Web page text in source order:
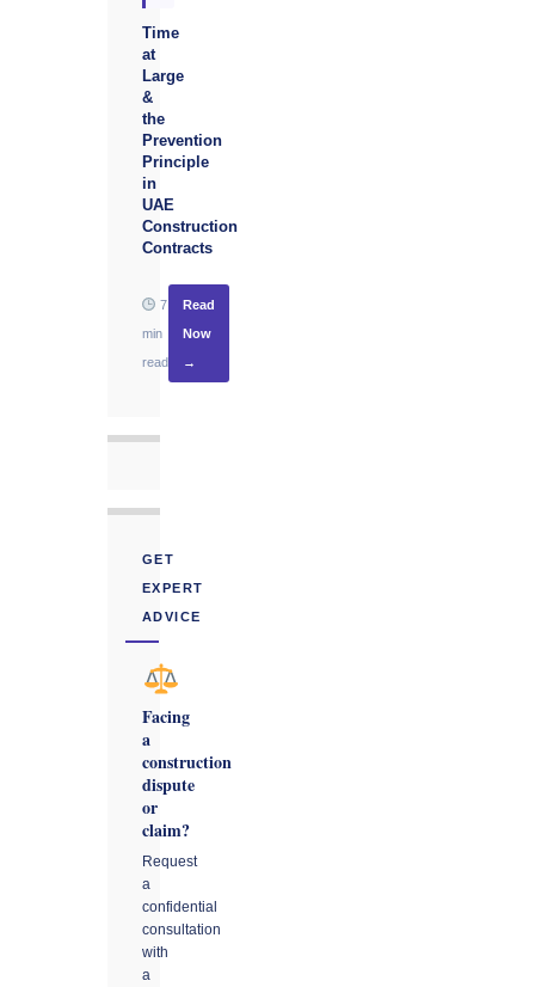
Time
at
Large
&
the
Prevention
Principle
in
UAE
Construction
Contracts
7
min
read
Read
Now
→
GET
EXPERT
ADVICE
Facing
a
construction
dispute
or
claim?
Request
a
confidential
consultation
with
a